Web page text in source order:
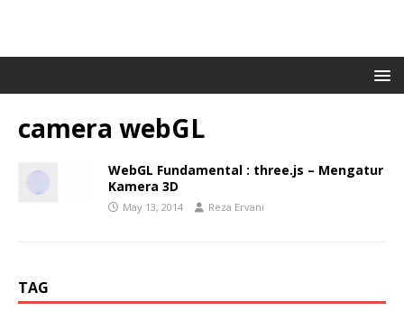
camera webGL
WebGL Fundamental : three.js – Mengatur
Kamera 3D
May 13, 2014 Reza Ervani
TAG